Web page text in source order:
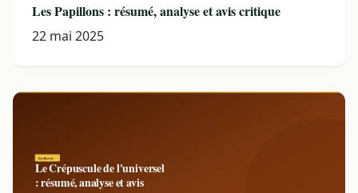
Les Papillons : résumé, analyse et avis critique
22 mai 2025